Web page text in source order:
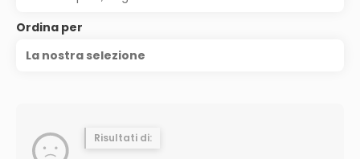
Ordina per
La nostra selezione
Risultati di: